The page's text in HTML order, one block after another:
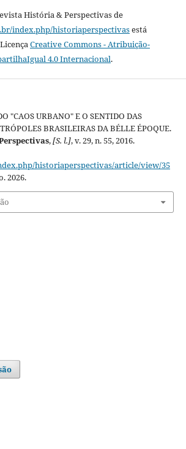
História & Perspectivasde
index.php/historiaperspectivasestá
Creative Commons - Atribuição-
4.0 Internacional.
"CAOS URBANO" E O SENTIDO DAS
BRASILEIRAS DA BÉLLE ÉPOQUE.
,[S. l.], v. 29, n. 55, 2016.
historiaperspectivas/article/view/35
2026.